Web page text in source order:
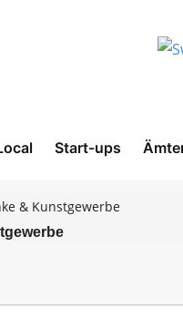
Start-ups
& Kunstgewerbe